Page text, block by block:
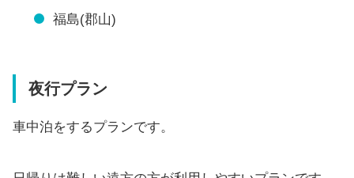
福島(郡山)
夜行プラン
車中泊をするプランです。